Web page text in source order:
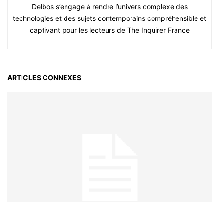
Delbos s’engage à rendre l’univers complexe des
technologies et des sujets contemporains compréhensible et
captivant pour les lecteurs de The Inquirer France
ARTICLES CONNEXES